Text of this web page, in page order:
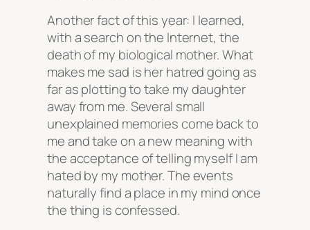
Another fact of this year: I learned,
with a search on the Internet, the
death of my biological mother. What
makes me sad is her hatred going as
far as plotting to take my daughter
away from me. Several small
unexplained memories come back to
me and take on a new meaning with
the acceptance of telling myself I am
hated by my mother. The events
naturally find a place in my mind once
the thing is confessed.